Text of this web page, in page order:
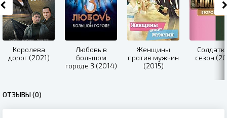
Королева
дорог (2021)
Любовь в
большом
городе 3 (2014)
Женщины
против мужчин
(2015)
сезон
ОТЗЫВЫ (0)